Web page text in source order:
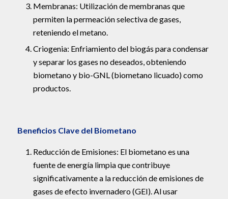
Membranas: Utilización de membranas que
permiten la permeación selectiva de gases,
reteniendo el metano.
Criogenia: Enfriamiento del biogás para condensar
y separar los gases no deseados, obteniendo
biometano y bio-GNL (biometano licuado) como
productos.
Beneficios Clave del Biometano
Reducción de Emisiones: El biometano es una
fuente de energía limpia que contribuye
significativamente a la reducción de emisiones de
gases de efecto invernadero (GEI). Al usar